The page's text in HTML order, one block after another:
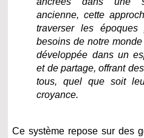
ancienne, cette
traverser les époques
besoins de notre
développée dans un
et de partage, offrant
tous, quel que soit
croyance.
Ce système repose sur des